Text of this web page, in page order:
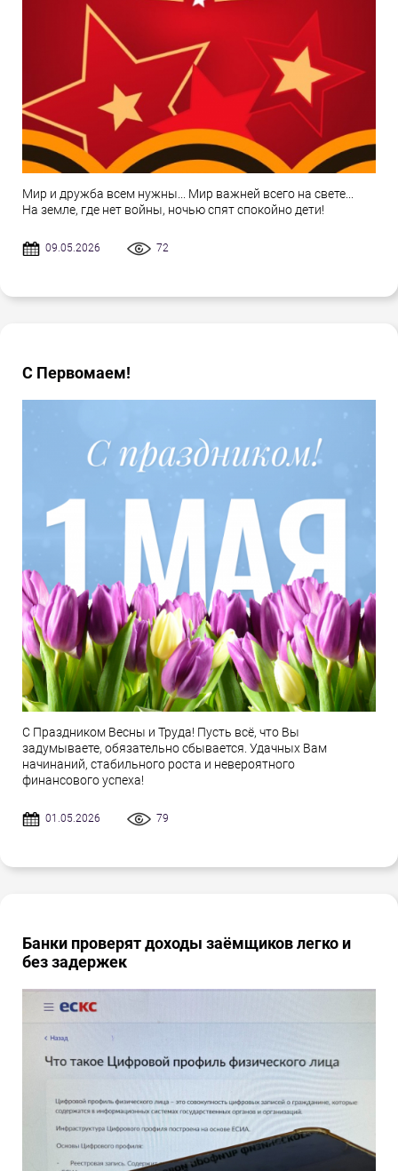
Мир и дружба всем нужны... Мир важней всего на свете...
На земле, где нет войны, ночью спят спокойно дети!
09.05.2026 72
С Первомаем!
С Праздником Весны и Труда! Пусть всё, что Вы
задумываете, обязательно сбывается. Удачных Вам
начинаний, стабильного роста и невероятного
финансового успеха!
01.05.2026 79
Банки проверят доходы заёмщиков легко и
без задержек